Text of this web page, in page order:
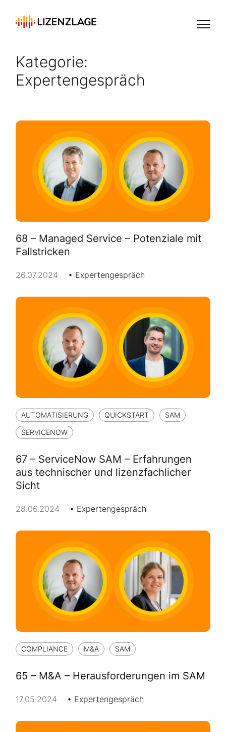
Kategorie:
Expertengespräch
68 – Managed Service – Potenziale mit
Fallstricken
26.07.2024 Expertengespräch
AUTOMATISIERUNG QUICKSTART
SAM
SERVICENOW
67 – ServiceNow SAM – Erfahrungen
aus technischer und lizenzfachlicher
Sicht
28.06.2024 Expertengespräch
COMPLIANCE M&A SAM
65 – M&A – Herausforderungen im SAM
17.05.2024 Expertengespräch